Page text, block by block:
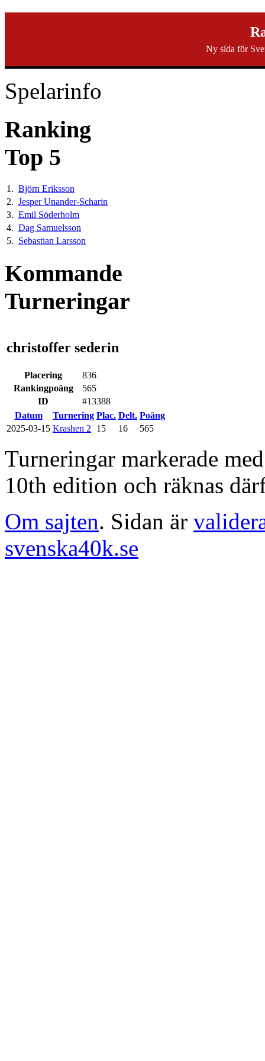
Ny sida för
Spelarinfo
Ranking
Top 5
1. Björn Eriksson
2. Jesper Unander-Scharin
3. Emil Söderholm
4. Dag Samuelsson
5. Sebastian Larsson
Kommande
Turneringar
christoffer sederin
Placering
836
Rankingpoäng
565
ID
#13388
Datum
Turnering Plac. Delt. Poäng
2025-03-15 Krashen 2 15 16 565
Turneringar markerade
10th edition och räknas
Om sajten. Sidan är
svenska40k.se